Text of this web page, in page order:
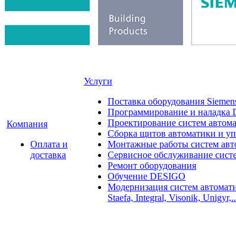
Компания
Оплата и
доставка
Услуги
Поставка оборудования
Программирование и наладка
Проектирование систем
Сборка щитов автоматики и
Монтажные работы систем
Сервисное обслуживание
Ремонт оборудования
Обучение DESIGO
Модернизация систем
Staefa, Integral, Visonik,